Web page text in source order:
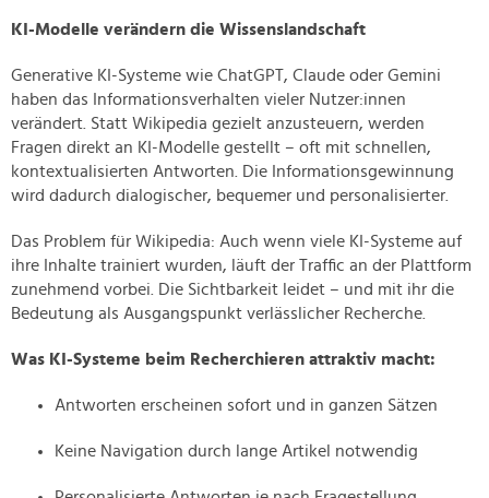
KI-Modelle verändern die Wissenslandschaft
Generative KI-Systeme wie ChatGPT, Claude oder Gemini
haben das Informationsverhalten vieler Nutzer:innen
verändert. Statt Wikipedia gezielt anzusteuern, werden
Fragen direkt an KI-Modelle gestellt – oft mit schnellen,
kontextualisierten Antworten. Die Informationsgewinnung
wird dadurch dialogischer, bequemer und personalisierter.
Das Problem für Wikipedia: Auch wenn viele KI-Systeme auf
ihre Inhalte trainiert wurden, läuft der Traffic an der Plattform
zunehmend vorbei. Die Sichtbarkeit leidet – und mit ihr die
Bedeutung als Ausgangspunkt verlässlicher Recherche.
Was KI-Systeme beim Recherchieren attraktiv macht:
Antworten erscheinen sofort und in ganzen Sätzen
Keine Navigation durch lange Artikel notwendig